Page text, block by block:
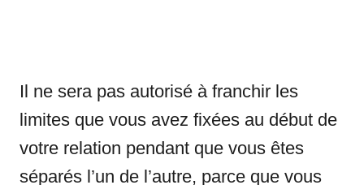
Il ne sera pas autorisé à franchir les
limites que vous avez fixées au début de
votre relation pendant que vous êtes
séparés l’un de l’autre, parce que vous